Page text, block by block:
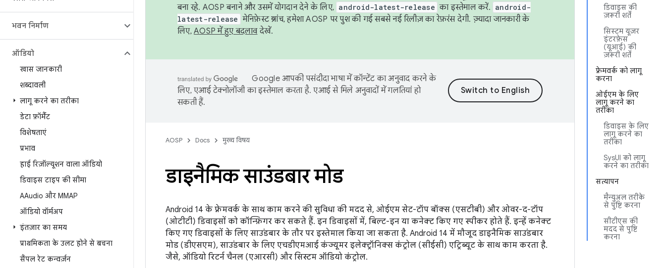
भवन निर्माण
ऑडियो
खास जानकारी
शब्दावली
लागू करने का तरीका
डेटा फ़ॉर्मैट
विशेषताएं
प्रभाव
हाई रिज़ॉल्यूशन वाला ऑडियो
डिवाइस टाइप की सीमा
AAudio और MMAP
ऑडियो वॉर्मअप
इंतज़ार का समय
प्राथमिकता के उलट होने से बचना
सैंपल रेट कन्वर्ज़न
डिवाइस की
ज़रूरी शर्तें
सिस्टम यूज़र
इंटरफ़ेस
(यूआई) की
ज़रूरी शर्तें
फ़्रेमवर्क को लागू
करना
ओईएम के लिए
लागू करने का
तरीका
डिवाइस के लिए
लागू करने का
तरीका
SysUI को लागू
करने का तरीका
सत्यापन
मैन्युअल तरीके
से पुष्टि करना
सीटीएस की
मदद से पुष्टि
करना
बना रहे. AOSP बनाने और उसमें योगदान देने के लिए, android-latest-release का इस्तेमाल करें. android-
latest-release मेनिफ़ेस्ट ब्रांच, हमेशा AOSP पर पुश की गई सबसे नई रिलीज़ का रेफ़रंस देगी. ज़्यादा जानकारी के
लिए, AOSP में हुए बदलावदेखें.
Google आपकी पसंदीदा भाषा में कॉन्टेंट का अनुवाद करने के
लिए, एआई टेक्नोलॉजी का इस्तेमाल करता है. एआई से मिले अनुवादों में गलतियां हो
सकती हैं.
AOSP Docs मुख्य विषय
डाइनैमिक साउंडबार मोड
Android 14 के फ़्रेमवर्क के साथ काम करने की सुविधा की मदद से, ओईएम सेट-टॉप बॉक्स (एसटीबी) और ओवर-द-टॉप
(ओटीटी) डिवाइसों को कॉन्फ़िगर कर सकते हैं. इन डिवाइसों में, बिल्ट-इन या कनेक्ट किए गए स्पीकर होते हैं. इन्हें कनेक्ट
किए गए डिवाइसों के लिए साउंडबार के तौर पर इस्तेमाल किया जा सकता है. Android 14 में मौजूद डाइनैमिक साउंडबार
मोड (डीएसएम), साउंडबार के लिए एचडीएमआई कंज्यूमर इलेक्ट्रॉनिक्स कंट्रोल (सीईसी) एट्रिब्यूट के साथ काम करता है.
जैसे, ऑडियो रिटर्न चैनल (एआरसी) और सिस्टम ऑडियो कंट्रोल.